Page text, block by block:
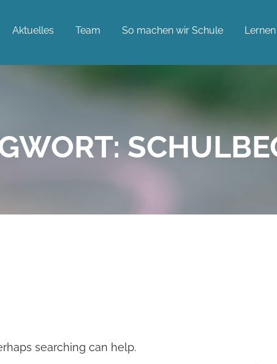
Aktuelles Team So machen wir Schule Lernen
searching can help.